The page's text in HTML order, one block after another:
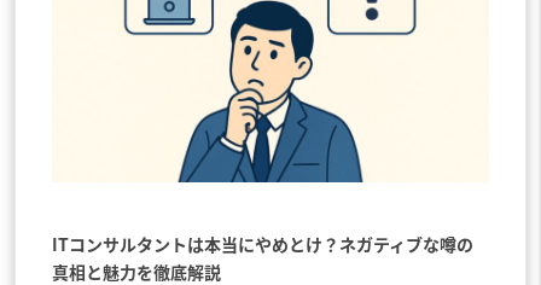
ITコンサルタントは本当にやめとけ？ネガティブな噂の
真相と魅力を徹底解説